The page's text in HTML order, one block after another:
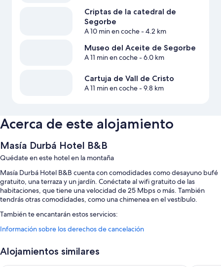
Criptas de la catedral de
Segorbe
A 10 min en coche- 4.2 km
Museo del Aceite de Segorbe
A 11 min en coche- 6.0 km
Cartuja de Vall de Cristo
A 11 min en coche- 9.8 km
Acerca de este alojamiento
Masía Durbá Hotel B&B
Quédate en este hotel en la montaña
Masía Durbá Hotel B&B cuenta con comodidades como desayuno bufé
gratuito, una terraza y un jardín. Conéctate al wifi gratuito de las
habitaciones, que tiene una velocidad de 25 Mbps o más. También
tendrás otras comodidades, como una chimenea en el vestíbulo.
También te encantarán estos servicios:
Piscina con borde infinito con tumbonas y sombrillas
Una piscina al aire libre, una caja fuerte en recepción y un salón de
eventos
Información sobre los derechos de cancelación
Alojamientos similares